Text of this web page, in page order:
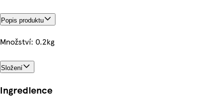
Popis produktu
Množství: 0.2kg
Složení
Ingredience